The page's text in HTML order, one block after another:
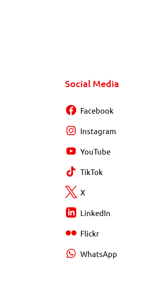
Social Media
Facebook
Instagram
YouTube
TikTok
X
LinkedIn
Flickr
WhatsApp